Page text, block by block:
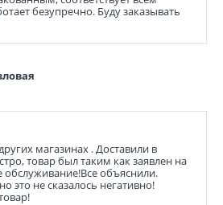
безупречно. Буду заказывать
магазинах . Доставили в
товар был таким как заявлен на
обслуживание!Все объяснили.
это не сказалось негативно!